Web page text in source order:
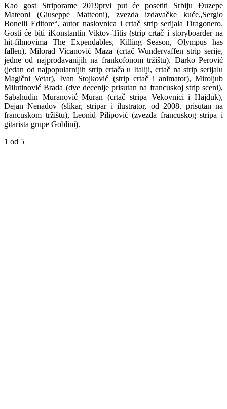
Kao gost Striporame 2019prvi put će posetiti Srbiju Đuzepe
Mateoni (Giuseppe Matteoni), zvezda izdavačke kuće„Sergio
Bonelli Editore“, autor naslovnica i crtač strip serijala Dragonero.
Gosti će biti iKonstantin Viktov-Titis (strip crtač i storyboarder na
hit-filmovima The Expendables, Killing Season, Olympus has
fallen), Milorad Vicanović Maza (crtač Wundervaffen strip serije,
jedne od najprodavanijih na frankofonom tržištu), Darko Perović
(jedan od najpopularnijih strip crtača u Italiji, crtač na strip serijalu
Magični Vetar), Ivan Stojković (strip crtač i animator), Miroljub
Milutinović Brada (dve decenije prisutan na francuskoj strip sceni),
Sabahudin Muranović Muran (crtač stripa Vekovnici i Hajduk),
Dejan Nenadov (slikar, stripar i ilustrator, od 2008. prisutan na
francuskom tržištu), Leonid Pilipović (zvezda francuskog stripa i
gitarista grupe Goblini).
1 od 5